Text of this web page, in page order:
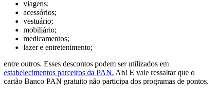
viagens;
acessórios;
vestuário;
mobiliário;
medicamentos;
lazer e entretenimento;
entre outros. Esses descontos podem ser utilizados em
estabelecimentos parceiros da PAN. Ah! E vale ressaltar que o
cartão Banco PAN gratuito não participa dos programas de pontos.